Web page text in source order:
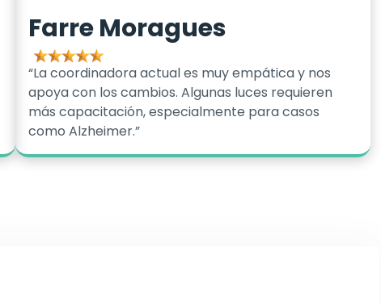
Farre Moragues
“La coordinadora actual es muy empática y nos
apoya con los cambios. Algunas luces requieren
más capacitación, especialmente para casos
como Alzheimer.”